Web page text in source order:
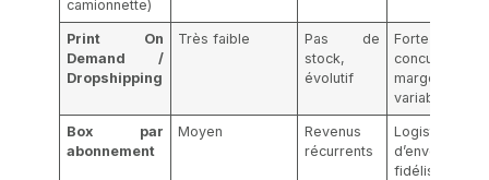
camionnette)
Print On
Demand /
Dropshipping
Très faible
Pas de
stock,
évolutif
Forte
concurrence,
marges
variables
Box par
abonnement
Moyen
Revenus
récurrents
Logistique
d’envoi et
fidélisation